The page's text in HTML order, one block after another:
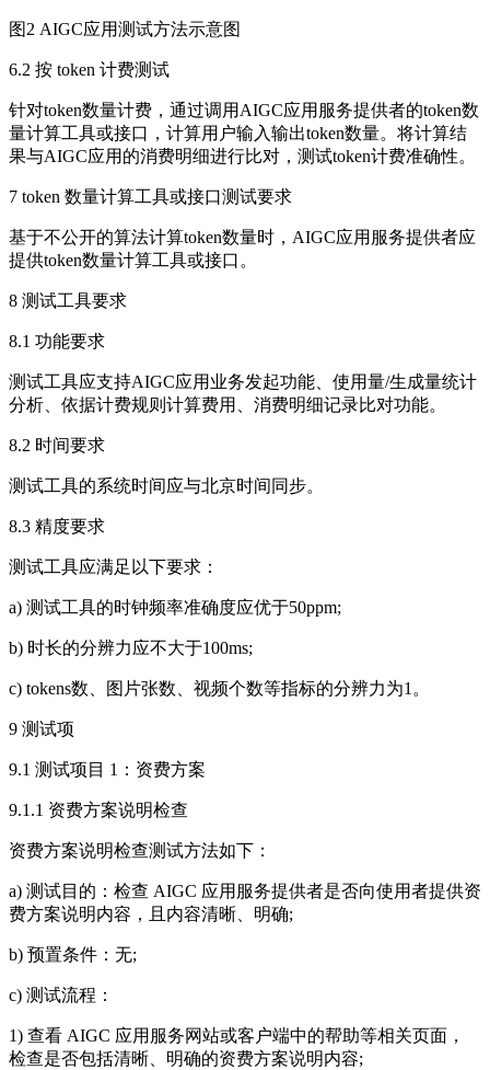
图2 AIGC应用测试方法示意图
6.2 按 token 计费测试
针对token数量计费，通过调用AIGC应用服务提供者的token数
量计算工具或接口，计算用户输入输出token数量。将计算结
果与AIGC应用的消费明细进行比对，测试token计费准确性。
7 token 数量计算工具或接口测试要求
基于不公开的算法计算token数量时，AIGC应用服务提供者应
提供token数量计算工具或接口。
8 测试工具要求
8.1 功能要求
测试工具应支持AIGC应用业务发起功能、使用量/生成量统计
分析、依据计费规则计算费用、消费明细记录比对功能。
8.2 时间要求
测试工具的系统时间应与北京时间同步。
8.3 精度要求
测试工具应满足以下要求：
a) 测试工具的时钟频率准确度应优于50ppm;
b) 时长的分辨力应不大于100ms;
c) tokens数、图片张数、视频个数等指标的分辨力为1。
9 测试项
9.1 测试项目 1：资费方案
9.1.1 资费方案说明检查
资费方案说明检查测试方法如下：
a) 测试目的：检查 AIGC 应用服务提供者是否向使用者提供资
费方案说明内容，且内容清晰、明确;
b) 预置条件：无;
c) 测试流程：
1) 查看 AIGC 应用服务网站或客户端中的帮助等相关页面，
检查是否包括清晰、明确的资费方案说明内容;